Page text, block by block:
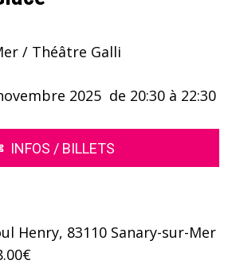
/ Théâtre Galli
INFOS / BILLETS
Henry, 83110 Sanary-sur-Mer